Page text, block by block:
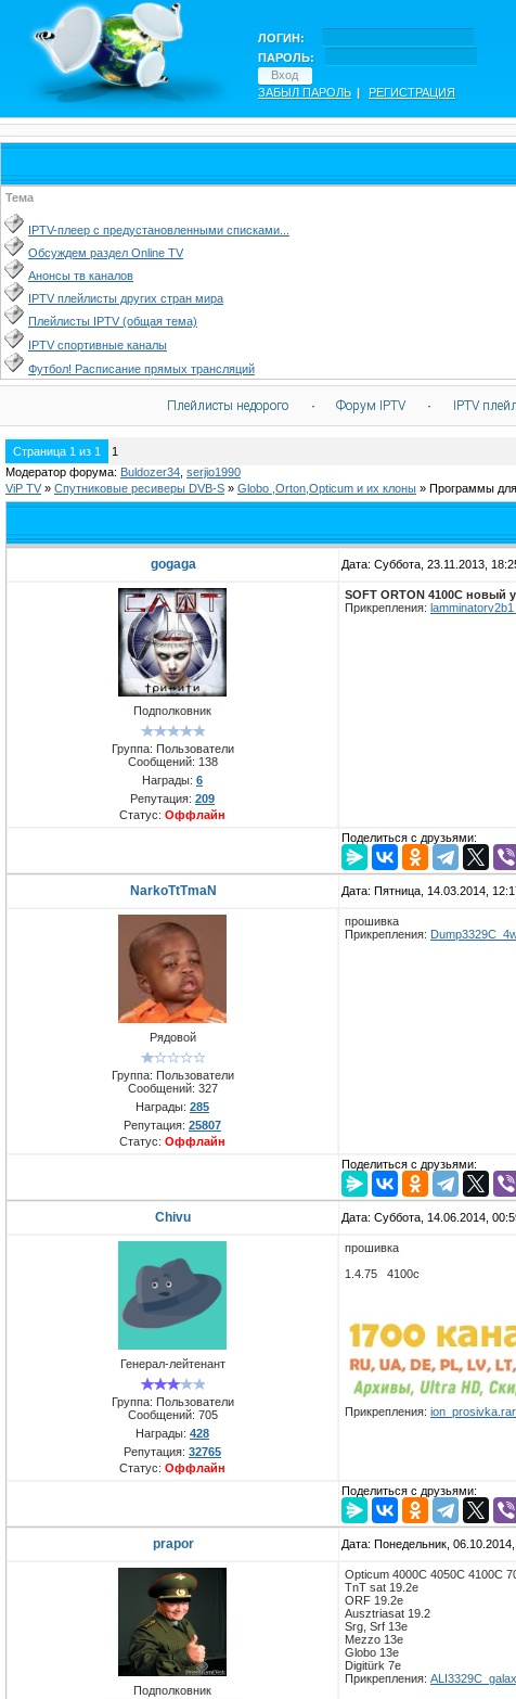
ЛОГИН:
ПАРОЛЬ:
ЗАБЫЛ ПАРОЛЬ | РЕГИСТРАЦИЯ
Тема
IPTV-плеер с предустановленными списками...
Обсуждем раздел Online TV
Анонсы тв каналов
IPTV плейлисты других стран мира
Плейлисты IPTV (общая тема)
IPTV спортивные каналы
Футбол! Расписание прямых трансляций
Плейлисты недорого · Форум IPTV · IPTV
Страница 1 из 1
1
Модератор форума: Buldozer34 serjio1990
ViP TV » Спутниковые ресиверы DVB-S » Globo ,Orton,Opticum и их клоны » Программы
gogaga Дата: Суббота, 23.11.2013,
Подполковник
Группа: Пользователи
Сообщений: 138
Награды: 6
Репутация: 209
Статус: Оффлайн
SOFT ORTON 4100С новый
Прикрепления:
Поделиться с друзьями:
NarkoTtTmaN Дата: Пятница, 14.03.2014,
Рядовой
Группа: Пользователи
Сообщений: 327
Награды: 285
Репутация: 25807
Статус: Оффлайн
прошивка
Прикрепления:
Поделиться с друзьями:
Chivu Дата: Суббота, 14.06.2014,
Генерал-лейтенант
Группа: Пользователи
Сообщений: 705
Награды: 428
Репутация: 32765
Статус: Оффлайн
прошивка
1.4.75 4100c
Прикрепления: ion_prosivka.rar
Поделиться с друзьями:
prapor Дата: Понедельник,
Подполковник
Opticum 4000C 4050C 4100C
TnT sat 19.2e
ORF 19.2e
Ausztriasat 19.2
Srg, Srf 13e
Mezzo 13e
Globo 13e
Digitürk 7e
Прикрепления: